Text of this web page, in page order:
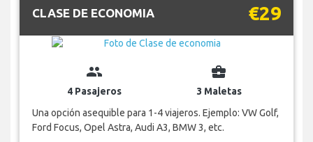
CLASE DE ECONOMIA €29
group
4 Pasajeros
business_center
3 Maletas
Una opción asequible para 1-4 viajeros. Ejemplo: VW Golf,
Ford Focus, Opel Astra, Audi A3, BMW 3, etc.